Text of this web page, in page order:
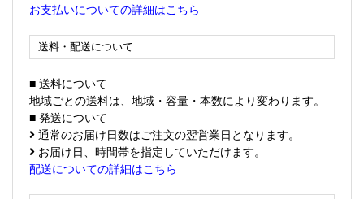
お支払いについての詳細はこちら
送料・配送について
■ 送料について
地域ごとの送料は、地域・容量・本数により変わります。
■ 発送について
通常のお届け日数はご注文の翌営業日となります。
お届け日、時間帯を指定していただけます。
配送についての詳細はこちら